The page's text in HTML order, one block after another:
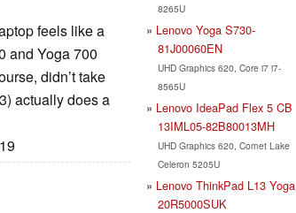
feels like a
and Yoga 700
didn’t take
actually does a
8265U
Lenovo Yoga S730-
81J00060EN
UHD Graphics 620, Core i7 i7-
8565U
Lenovo IdeaPad Flex 5 CB
13IML05-82B80013MH
UHD Graphics 620, Comet Lake
Celeron 5205U
Lenovo ThinkPad L13 Yoga
20R5000SUK